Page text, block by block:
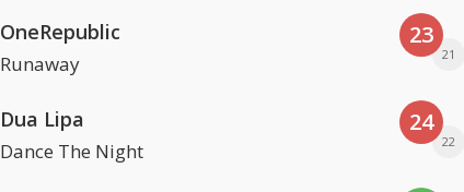
OneRepublic
Runaway
Dua Lipa
Dance The Night
23
21
24
22